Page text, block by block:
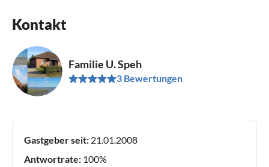
Kontakt
Familie U. Speh
3 Bewertungen
Gastgeber seit: 21.01.2008
Antwortrate: 100%